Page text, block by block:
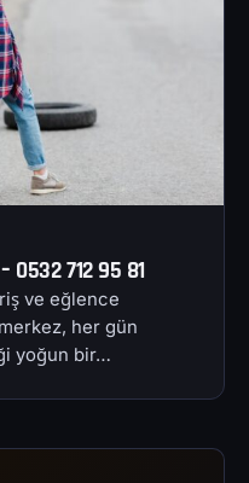
712 95 81
ve eğlence
her gün
yoğun bir…